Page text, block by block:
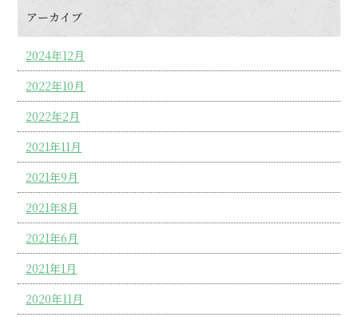
アーカイブ
2024年12月
2022年10月
2022年2月
2021年11月
2021年9月
2021年8月
2021年6月
2021年1月
2020年11月